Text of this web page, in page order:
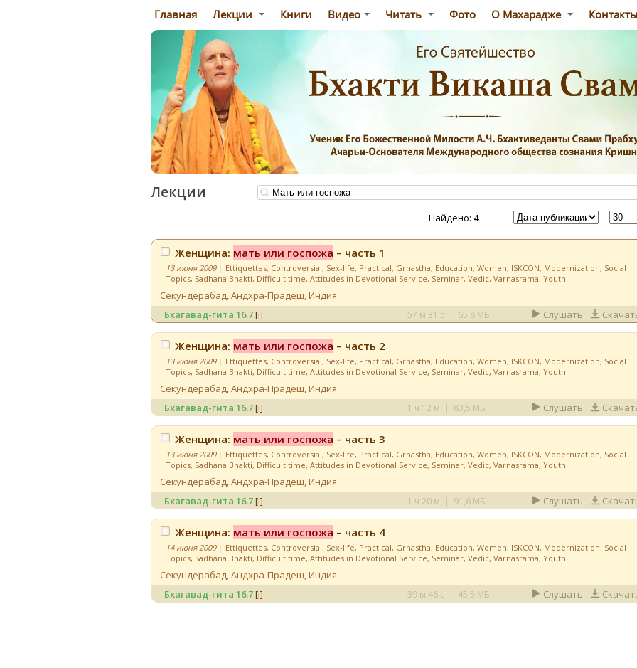
Главная Лекции Книги Видео Читать Фото О Махарадже Контакты
Лекции
Найдено: 4
Женщина: мать или госпожа – часть 1
13 июня 2009 Ettiquettes, Controversial, Sex-life, Practical, Grhastha, Education, Women, ISKCON, Modernization, Social
Topics, Sadhana Bhakti, Difficult time, Attitudes in Devotional Service, Seminar, Vedic, Varnasrama, Youth
Секундерабад, Андхра-Прадеш,Индия
Бхагавад-гита 16.7[i] 57 м 31 с | 65,8 МБ Слушать
Женщина: мать или госпожа – часть 2
13 июня 2009 Ettiquettes, Controversial, Sex-life, Practical, Grhastha, Education, Women, ISKCON, Modernization, Social
Topics, Sadhana Bhakti, Difficult time, Attitudes in Devotional Service, Seminar, Vedic, Varnasrama, Youth
Секундерабад, Андхра-Прадеш,Индия
Бхагавад-гита 16.7[i] 1 ч 12 м | 83,5 МБ Слушать
Женщина: мать или госпожа – часть 3
13 июня 2009 Ettiquettes, Controversial, Sex-life, Practical, Grhastha, Education, Women, ISKCON, Modernization, Social
Topics, Sadhana Bhakti, Difficult time, Attitudes in Devotional Service, Seminar, Vedic, Varnasrama, Youth
Секундерабад, Андхра-Прадеш,Индия
Бхагавад-гита 16.7[i] 1 ч 20 м | 91,6 МБ Слушать
Женщина: мать или госпожа – часть 4
14 июня 2009 Ettiquettes, Controversial, Sex-life, Practical, Grhastha, Education, Women, ISKCON, Modernization, Social
Topics, Sadhana Bhakti, Difficult time, Attitudes in Devotional Service, Seminar, Vedic, Varnasrama, Youth
Секундерабад, Андхра-Прадеш,Индия
Бхагавад-гита 16.7[i] 39 м 46 с | 45,5 МБ Слушать